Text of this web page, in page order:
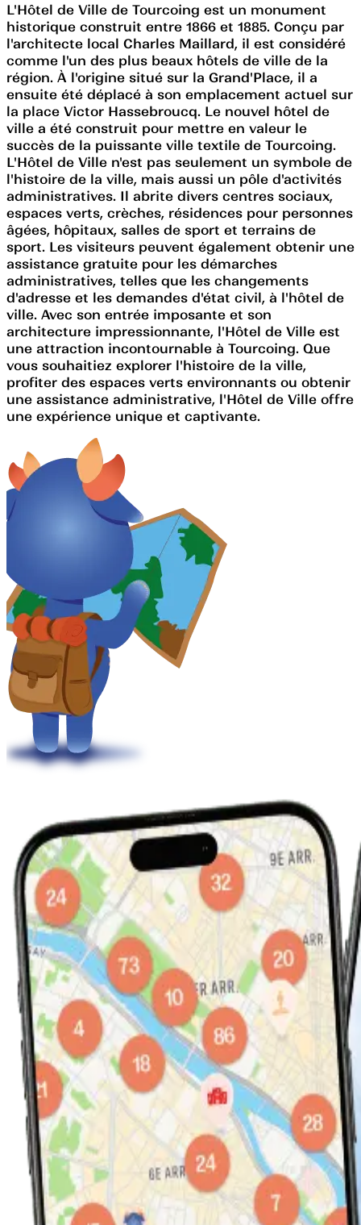
L'Hôtel de Ville de Tourcoing est un monument
historique construit entre 1866 et 1885. Conçu par
l'architecte local Charles Maillard, il est considéré
comme l'un des plus beaux hôtels de ville de la
région. À l'origine situé sur la Grand'Place, il a
ensuite été déplacé à son emplacement actuel sur
la place Victor Hassebroucq. Le nouvel hôtel de
ville a été construit pour mettre en valeur le
succès de la puissante ville textile de Tourcoing.
L'Hôtel de Ville n'est pas seulement un symbole de
l'histoire de la ville, mais aussi un pôle d'activités
administratives. Il abrite divers centres sociaux,
espaces verts, crèches, résidences pour personnes
âgées, hôpitaux, salles de sport et terrains de
sport. Les visiteurs peuvent également obtenir une
assistance gratuite pour les démarches
administratives, telles que les changements
d'adresse et les demandes d'état civil, à l'hôtel de
ville. Avec son entrée imposante et son
architecture impressionnante, l'Hôtel de Ville est
une attraction incontournable à Tourcoing. Que
vous souhaitiez explorer l'histoire de la ville,
profiter des espaces verts environnants ou obtenir
une assistance administrative, l'Hôtel de Ville offre
une expérience unique et captivante.